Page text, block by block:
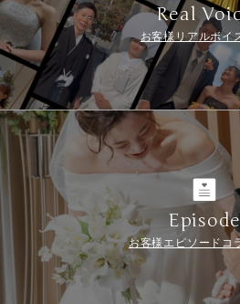
Real
お客様リアルボイ
Episode
お客様エピソードコ